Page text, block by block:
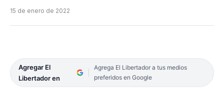
15 de enero de 2022
Agregar El
Libertador en
Agrega El Libertador a tus medios
preferidos en Google